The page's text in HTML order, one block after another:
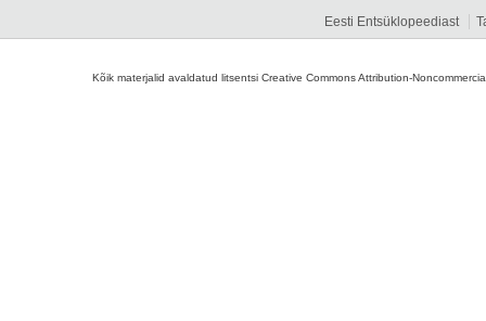
Eesti Entsüklopeediast
Kõik materjalid avaldatud litsentsi Creative Commons Attribution-